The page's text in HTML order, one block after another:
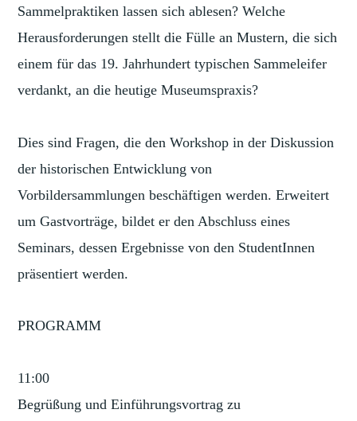
Sammelpraktiken lassen sich ablesen? Welche
Herausforderungen stellt die Fülle an Mustern, die sich
einem für das 19. Jahrhundert typischen Sammeleifer
verdankt, an die heutige Museumspraxis?
Dies sind Fragen, die den Workshop in der Diskussion
der historischen Entwicklung von
Vorbildersammlungen beschäftigen werden. Erweitert
um Gastvorträge, bildet er den Abschluss eines
Seminars, dessen Ergebnisse von den StudentInnen
präsentiert werden.
PROGRAMM
11:00
Begrüßung und Einführungsvortrag zu